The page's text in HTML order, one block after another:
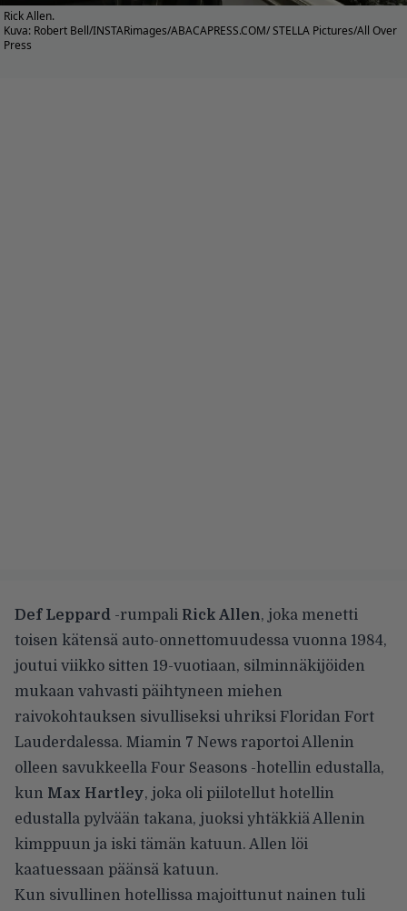
Rick Allen.
Kuva: Robert Bell/INSTARimages/ABACAPRESS.COM/ STELLA Pictures/All Over
Press
Def Leppard -rumpali Rick Allen, joka menetti
toisen kätensä auto-onnettomuudessa vuonna 1984,
joutui viikko sitten 19-vuotiaan, silminnäkijöiden
mukaan vahvasti päihtyneen miehen
raivokohtauksen sivulliseksi uhriksi Floridan Fort
Lauderdalessa. Miamin 7 News raportoiAllenin
olleen savukkeella Four Seasons -hotellin edustalla,
kun Max Hartley, joka oli piilotellut hotellin
edustalla pylvään takana, juoksi yhtäkkiä Allenin
kimppuun ja iski tämän katuun. Allen löi
kaatuessaan päänsä katuun.
Kun sivullinen hotellissa majoittunut nainen tuli